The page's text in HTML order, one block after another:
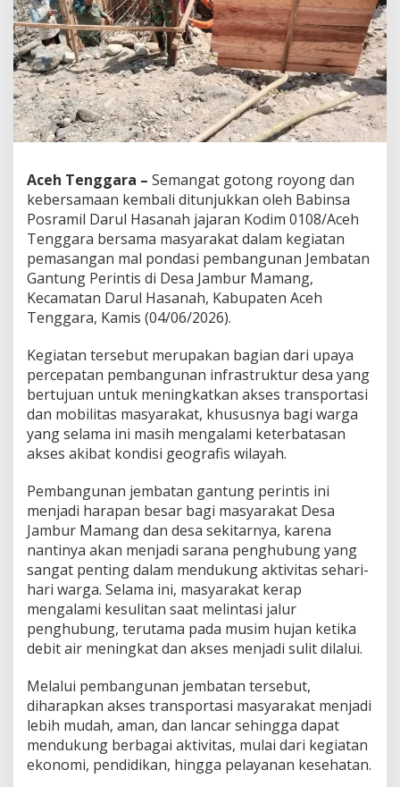
a
n
g
M
a
l
P
o
n
s
i
J
e
m
b
a
t
a
a
n
t
u
g
P
r
i
t
i
s
d
i
D
e
s
J
a
m
b
u
r
Aceh Tenggara – Semangat gotong royong dan
kebersamaan kembali ditunjukkan oleh Babinsa
Posramil Darul Hasanah jajaran Kodim 0108/Aceh
Tenggara bersama masyarakat dalam kegiatan
pemasangan mal pondasi pembangunan Jembatan
Gantung Perintis di Desa Jambur Mamang,
Kecamatan Darul Hasanah, Kabupaten Aceh
Tenggara, Kamis (04/06/2026).
Kegiatan tersebut merupakan bagian dari upaya
percepatan pembangunan infrastruktur desa yang
bertujuan untuk meningkatkan akses transportasi
dan mobilitas masyarakat, khususnya bagi warga
yang selama ini masih mengalami keterbatasan
akses akibat kondisi geografis wilayah.
Pembangunan jembatan gantung perintis ini
menjadi harapan besar bagi masyarakat Desa
Jambur Mamang dan desa sekitarnya, karena
nantinya akan menjadi sarana penghubung yang
sangat penting dalam mendukung aktivitas sehari-
hari warga. Selama ini, masyarakat kerap
mengalami kesulitan saat melintasi jalur
penghubung, terutama pada musim hujan ketika
debit air meningkat dan akses menjadi sulit dilalui.
Melalui pembangunan jembatan tersebut,
diharapkan akses transportasi masyarakat menjadi
lebih mudah, aman, dan lancar sehingga dapat
mendukung berbagai aktivitas, mulai dari kegiatan
ekonomi, pendidikan, hingga pelayanan kesehatan.